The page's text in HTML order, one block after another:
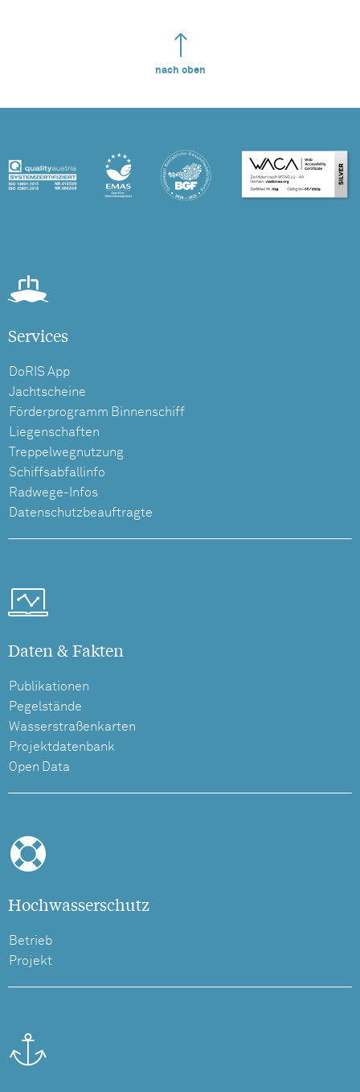
nach oben
Services
DoRIS App
Jachtscheine
Förderprogramm Binnenschiff
Liegenschaften
Treppelwegnutzung
Schiffsabfallinfo
Radwege-Infos
Datenschutzbeauftragte
Daten & Fakten
Publikationen
Pegelstände
Wasserstraßenkarten
Projektdatenbank
Open Data
Hochwasserschutz
Betrieb
Projekt